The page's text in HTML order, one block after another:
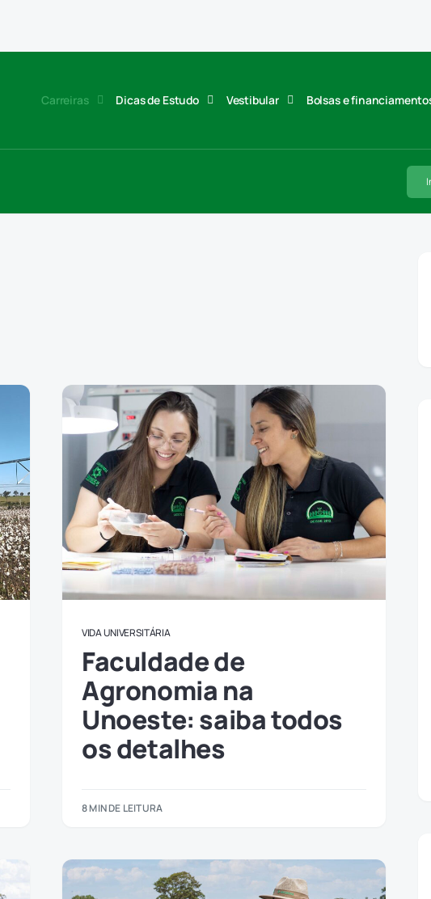
Carreiras Dicas de Estudo Vestibular Bolsas e
VIDA UNIVERSITÁRIA
Faculdade de
Agronomia na
Unoeste: saiba todos
os detalhes
8 MIN DE LEITURA